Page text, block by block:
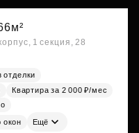
1 секция, 28
отделки
Квартира за 2 000 ₽/мес
окон Ещё